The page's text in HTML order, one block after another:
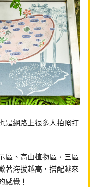
是網路上很多人拍照打
區、高山植物區，三區
著海拔越高，搭配越來
感覺！